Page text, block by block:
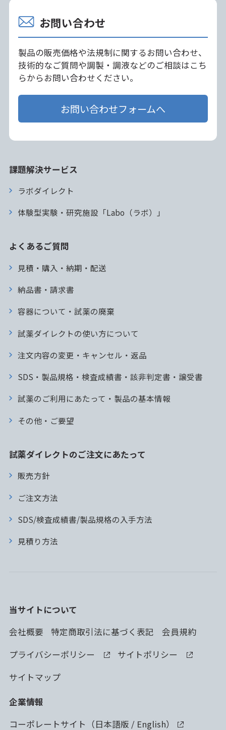
お問い合わせ
製品の販売価格や法規制に関するお問い合わせ、
技術的なご質問や調製・調液などのご相談はこち
らからお問い合わせください。
お問い合わせフォームへ
課題解決サービス
ラボダイレクト
体験型実験・研究施設「Labo（ラボ）」
よくあるご質問
見積・購入・納期・配送
納品書・請求書
容器について・試薬の廃棄
試薬ダイレクトの使い方について
注文内容の変更・キャンセル・返品
SDS・製品規格・検査成績書・該非判定書・譲受書
試薬のご利用にあたって・製品の基本情報
その他・ご要望
試薬ダイレクトのご注文にあたって
販売方針
ご注文方法
SDS/検査成績書/製品規格の入手方法
見積り方法
当サイトについて
会社概要
特定商取引法に基づく表記
会員規約
プライバシーポリシー
サイトポリシー
サイトマップ
企業情報
コーポレートサイト（日本語版 / English）